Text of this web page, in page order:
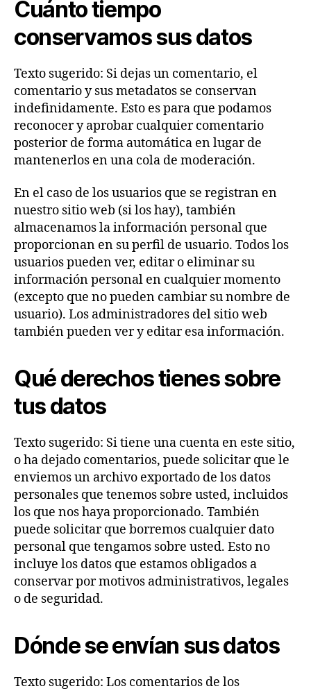
Cuánto tiempo
conservamos sus datos
Texto sugerido: Si dejas un comentario, el
comentario y sus metadatos se conservan
indefinidamente. Esto es para que podamos
reconocer y aprobar cualquier comentario
posterior de forma automática en lugar de
mantenerlos en una cola de moderación.
En el caso de los usuarios que se registran en
nuestro sitio web (si los hay), también
almacenamos la información personal que
proporcionan en su perfil de usuario. Todos los
usuarios pueden ver, editar o eliminar su
información personal en cualquier momento
(excepto que no pueden cambiar su nombre de
usuario). Los administradores del sitio web
también pueden ver y editar esa información.
Qué derechos tienes sobre
tus datos
Texto sugerido: Si tiene una cuenta en este sitio,
o ha dejado comentarios, puede solicitar que le
enviemos un archivo exportado de los datos
personales que tenemos sobre usted, incluidos
los que nos haya proporcionado. También
puede solicitar que borremos cualquier dato
personal que tengamos sobre usted. Esto no
incluye los datos que estamos obligados a
conservar por motivos administrativos, legales
o de seguridad.
Dónde se envían sus datos
Texto sugerido: Los comentarios de los